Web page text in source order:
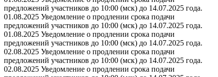
предложений участников до 10:00 (мск) до 14.07.2025 года.
01.08.2025 Уведомление о продлении срока подачи
предложений участников до 10:00 (мск) до 14.07.2025 года.
01.08.2025 Уведомление о продлении срока подачи
предложений участников до 10:00 (мск) до 14.07.2025 года.
02.08.2025 Уведомление о продлении срока подачи
предложений участников до 10:00 (мск) до 14.07.2025 года.
02.08.2025 Уведомление о продлении срока подачи